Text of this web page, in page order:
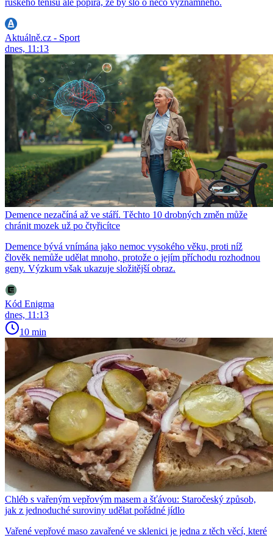
Aktuálně.cz - Sport
dnes, 11:13
Demence nezačíná až ve stáří. Těchto 10 drobných změn může
chránit mozek už po čtyřicítce
Demence bývá vnímána jako nemoc vysokého věku, proti níž
člověk nemůže udělat mnoho, protože o jejím příchodu rozhodnou
geny. Výzkum však ukazuje složitější obraz.
Kód Enigma
dnes, 11:13
10 min
Chléb s vařeným vepřovým masem a šťávou: Staročeský způsob,
jak z jednoduché suroviny udělat pořádné jídlo
Vařené vepřové maso zavařené ve sklenici je jedna z těch věcí, které